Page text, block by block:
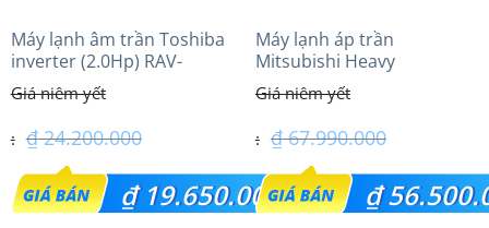
Máy lạnh âm trần Toshiba
inverter (2.0Hp) RAV-
GV1801AP-V
₫24.200.000
Giá
gốc
₫19.650.000
Máy lạnh áp trần
Mitsubishi Heavy
FDE140VG (6.0Hp) Cao cấp
– 1 Pha
₫67.990.000
Giá
gốc
₫